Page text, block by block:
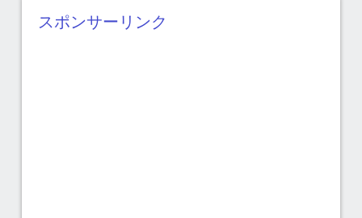
イ
スポンサーリンク